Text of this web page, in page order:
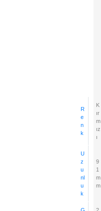
R
e
n
k
K
ır
m
ız
ı
U
z
u
nl
u
k
9
1
m
m